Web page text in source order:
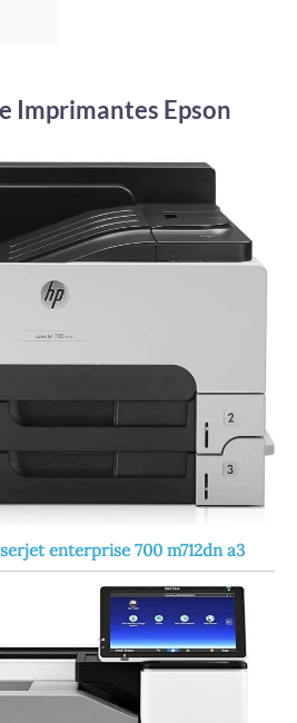
Imprimantes Epson
enterprise 700 m712dn a3